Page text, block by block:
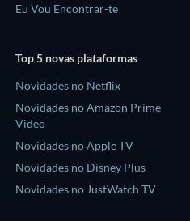
Eu Vou Encontrar-te
Top 5 novas plataformas
Novidades no Netflix
Novidades no Amazon Prime
Video
Novidades no Apple TV
Novidades no Disney Plus
Novidades no JustWatch TV